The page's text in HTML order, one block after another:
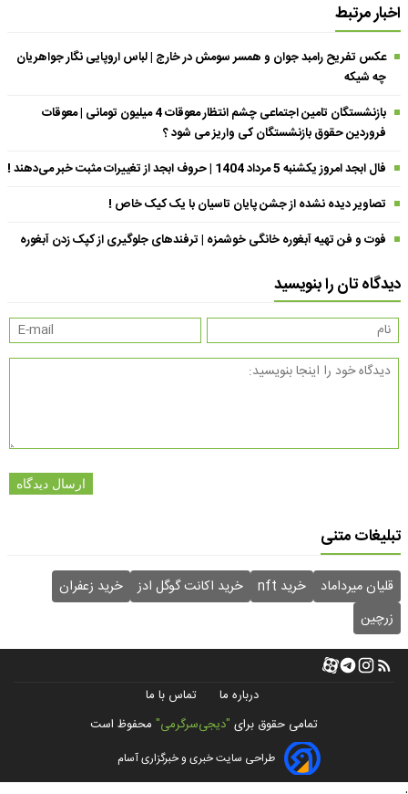
اخبار مرتبط
عکس تفریح رامبد جوان و همسر سومش در خارج | لباس اروپایی نگار جواهریان
چه شیکه
بازنشستگان تامین اجتماعی چشم انتظار معوقات 4 میلیون تومانی | معوقات
فروردین حقوق بازنشستگان کی واریز می شود ؟
فال ابجد امروز یکشنبه 5 مرداد 1404 | حروف ابجد از تغییرات مثبت خبر می‌دهند !
تصاویر دیده نشده از جشن پایان تاسیان با یک کیک خاص !
فوت و فن تهیه آبغوره خانگی خوشمزه | ترفندهای جلوگیری از کپک زدن آبغوره
دیدگاه تان را بنویسید
ارسال دیدگاه
تبلیغات متنی
قلیان میرداماد خرید nft خرید اکانت گوگل ادز
خرید زعفران
زرچین
درباره ما
تماس با ما
تمامی حقوق برای "دیجی‌سرگرمی" محفوظ است
طراحی سایت خبری و خبرگزاری آسام